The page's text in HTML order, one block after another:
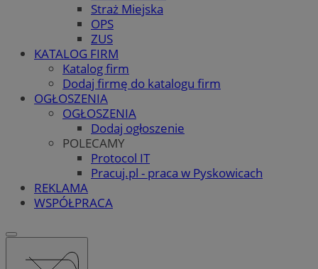
Straż Miejska
OPS
ZUS
KATALOG FIRM
Katalog firm
Dodaj firmę do katalogu firm
OGŁOSZENIA
OGŁOSZENIA
Dodaj ogłoszenie
POLECAMY
Protocol IT
Pracuj.pl - praca w Pyskowicach
REKLAMA
WSPÓŁPRACA